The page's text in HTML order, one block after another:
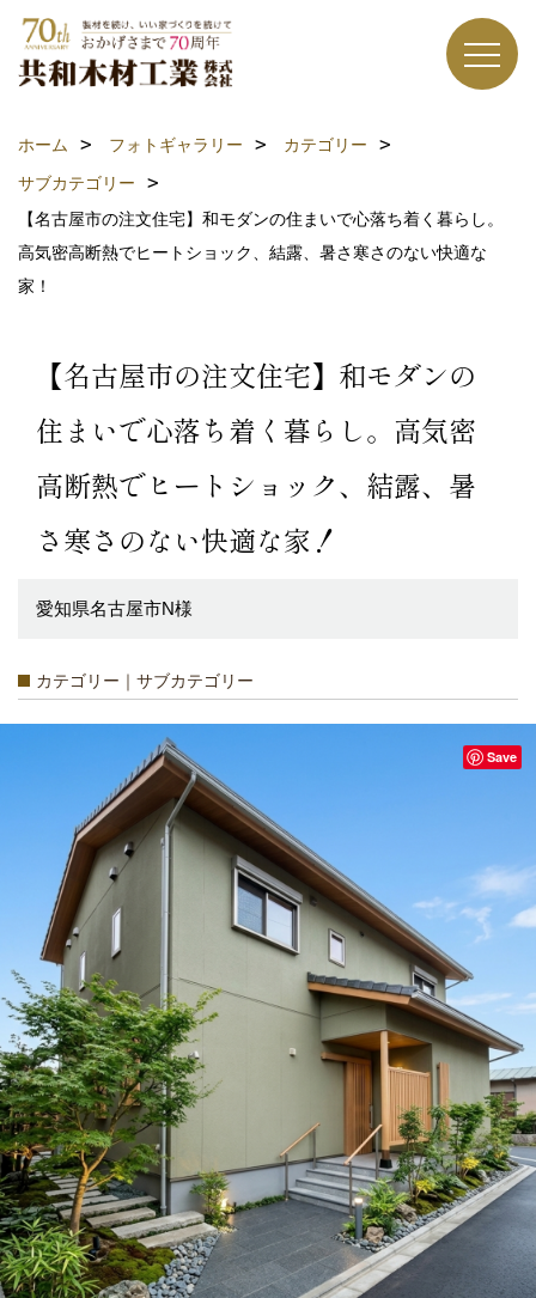
ホーム フォトギャラリー
カテゴリー
サブカテゴリー
【名古屋市の注文住宅】和モダンの住まいで心落ち着く暮らし。
高気密高断熱でヒートショック、結露、暑さ寒さのない快適な
家！
【名古屋市の注文住宅】和モダンの
住まいで心落ち着く暮らし。高気密
高断熱でヒートショック、結露、暑
さ寒さのない快適な家！
愛知県名古屋市N様
カテゴリー｜サブカテゴリー
Save